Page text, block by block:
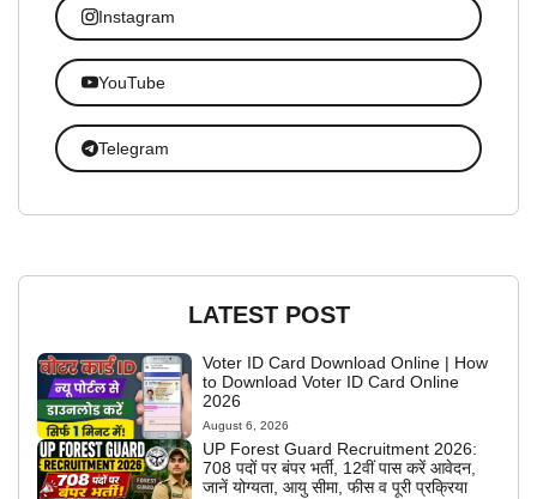
Instagram
YouTube
Telegram
LATEST POST
Voter ID Card Download Online | How
to Download Voter ID Card Online
2026
August 6, 2026
UP Forest Guard Recruitment 2026:
708 पदों पर बंपर भर्ती, 12वीं पास करें आवेदन,
जानें योग्यता, आयु सीमा, फीस व पूरी प्रक्रिया